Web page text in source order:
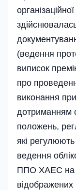
(ведення
виписок
про
виконання
положень,
які
ведення
ППО ХАЕС на
відображених